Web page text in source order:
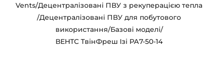
Vents/Децентралізовані ПВУ з рекуперацією тепла
/Децентралізовані ПВУ для побутового
використання/Базові моделі/
ВЕНТС ТвінФреш Ізі РА7-50-14